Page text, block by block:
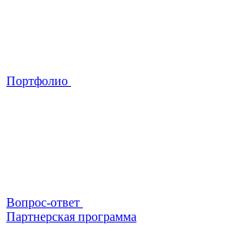
Портфолио
Вопрос-ответ
Партнерская программа